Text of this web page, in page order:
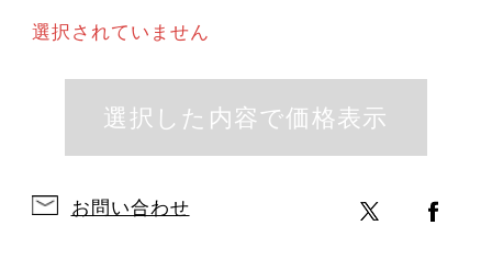
選択されていません
お問い合わせ